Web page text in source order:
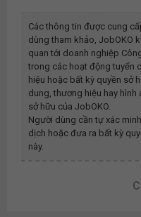
Các thông tin được cung
dùng tham khảo, JobOKO
quan tới doanh nghiệp
trong các hoạt động tuyển
hiệu hoặc bất kỳ quyền sở
dung, thương hiệu hay
sở hữu của JobOKO.
Người dùng cần tự xác
dịch hoặc đưa ra bất kỳ
này.